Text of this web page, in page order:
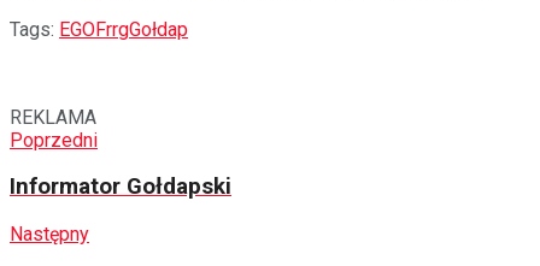
Tags: EGOFrrgGołdap
REKLAMA
Poprzedni
Informator Gołdapski
Następny